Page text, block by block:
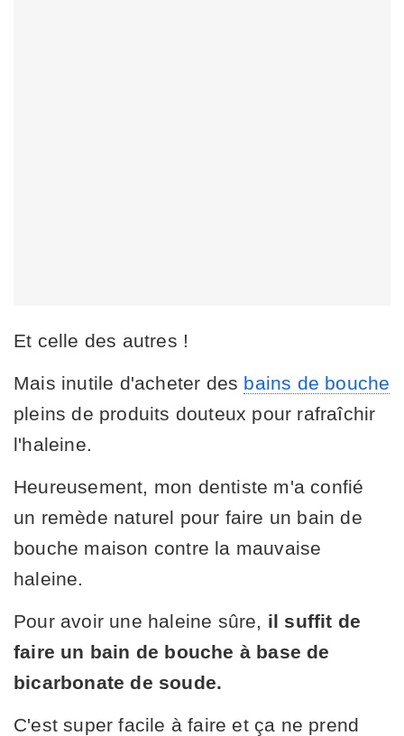
Et celle des autres !
Mais inutile d'acheter des bains de bouche
pleins de produits douteux pour rafraîchir
l'haleine.
Heureusement, mon dentiste m'a confié
un remède naturel pour faire un bain de
bouche maison contre la mauvaise
haleine.
Pour avoir une haleine sûre, il suffit de
faire un bain de bouche à base de
bicarbonate de soude.
C'est super facile à faire et ça ne prend